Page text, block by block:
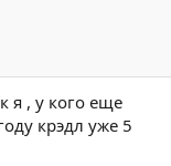
я , у кого еще
крэдл уже 5